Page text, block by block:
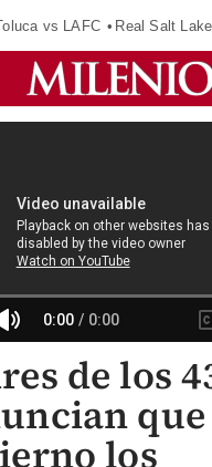
vs LAFC Real Salt
de los
que
los